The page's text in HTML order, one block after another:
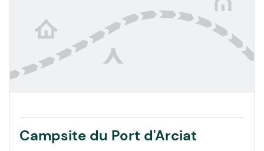
Campsite du Port d'Arciat